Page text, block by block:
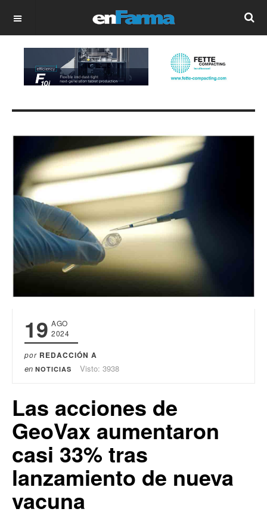
OFF CANVAS
19 AGO
2024
por REDACCIÓN A
en NOTICIAS Visto: 3938
Las acciones de
GeoVax aumentaron
casi 33% tras
lanzamiento de nueva
vacuna